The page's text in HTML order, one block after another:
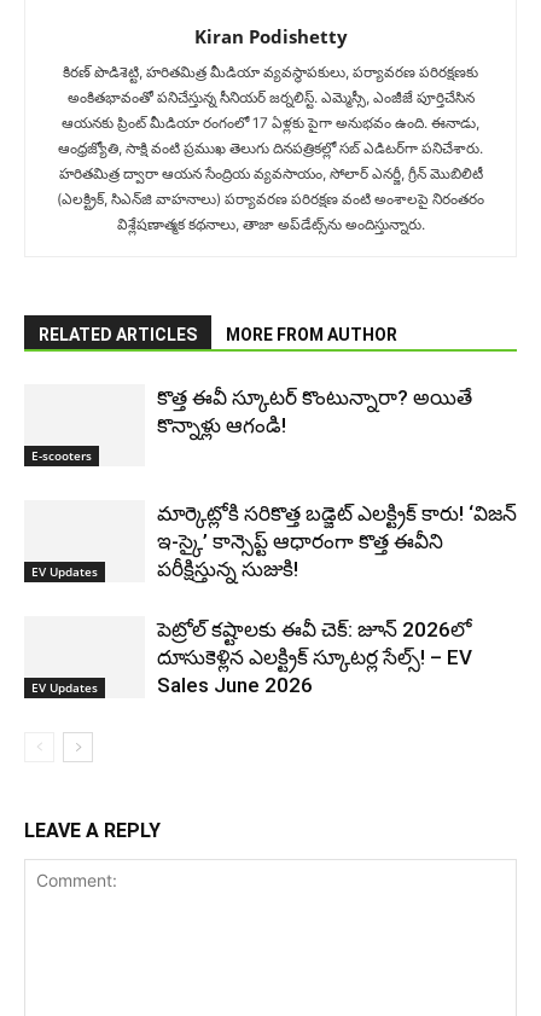
Kiran Podishetty
కిరణ్ పొడిశెట్టి, హరితమిత్ర మీడియా వ్యవస్థాపకులు, పర్యావరణ పరిరక్షణకు
అంకితభావంతో పనిచేస్తున్న సీనియ‌ర్‌ జర్నలిస్ట్. ఎమ్మెస్సీ, ఎంజీజే పూర్తిచేసిన‌
ఆయనకు ప్రింట్ మీడియా రంగంలో 17 ఏళ్లకు పైగా అనుభవం ఉంది. ఈనాడు,
ఆంధ్రజ్యోతి, సాక్షి వంటి ప్రముఖ తెలుగు దినపత్రికల్లో సబ్‌ ఎడిటర్‌గా ప‌నిచేశారు.
హరితమిత్ర ద్వారా ఆయన సేంద్రియ వ్యవసాయం, సోలార్ ఎనర్జీ, గ్రీన్ మొబిలిటీ
(ఎలక్ట్రిక్‌, సిఎన్‌జి వాహనాలు) ప‌ర్యావ‌ర‌ణ ప‌రిర‌క్ష‌ణ వంటి అంశాలపై నిరంతరం
విశ్లేషణాత్మక కథనాలు, తాజా అప్‌డేట్స్‌ను అందిస్తున్నారు.
RELATED ARTICLES MORE FROM AUTHOR
E-scooters
కొత్త ఈవీ స్కూట‌ర్ కొంటున్నారా? అయితే
కొన్నాళ్లు ఆగండి!
EV Updates
మార్కెట్లోకి సరికొత్త బడ్జెట్ ఎలక్ట్రిక్ కారు! ‘విజన్
ఇ-స్కై’ కాన్సెప్ట్ ఆధారంగా కొత్త ఈవీని
పరీక్షిస్తున్న సుజుకి!
EV Updates
పెట్రోల్ కష్టాలకు ఈవీ చెక్: జూన్ 2026లో
దూసుకెళ్లిన ఎలక్ట్రిక్ స్కూటర్ల సేల్స్! – EV
Sales June 2026
LEAVE A REPLY